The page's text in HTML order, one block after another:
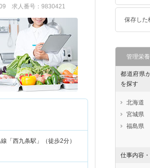
求人番号：9830421
「西九条駅」（徒歩2分）
保存した
管理栄
都道府県
を探す
北海道
宮城県
福島県
仕事内容